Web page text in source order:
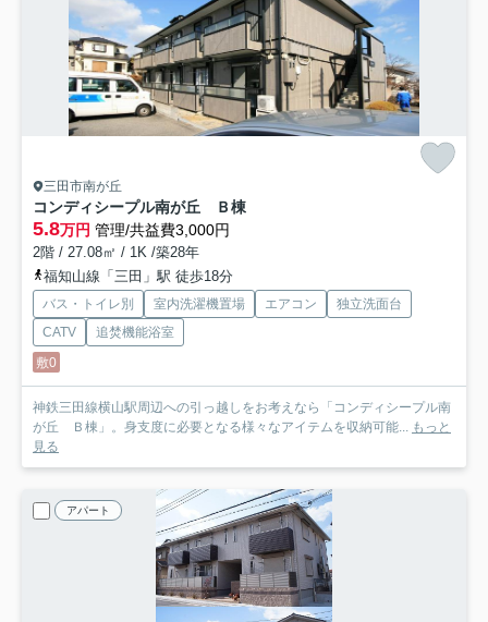
三田市南が丘
コンディシープル南が丘 Ｂ棟
5.8万円 管理/共益費3,000円
2階 / 27.08㎡ / 1K /築28年
福知山線「三田」駅 徒歩18分
バス・トイレ別 室内洗濯機置場 エアコン
独立洗面台
CATV
追焚機能浴室
敷0
神鉄三田線横山駅周辺への引っ越しをお考えなら「コンディシープル南
が丘 Ｂ棟」。身支度に必要となる様々なアイテムを収納可能... もっと
見る
アパート